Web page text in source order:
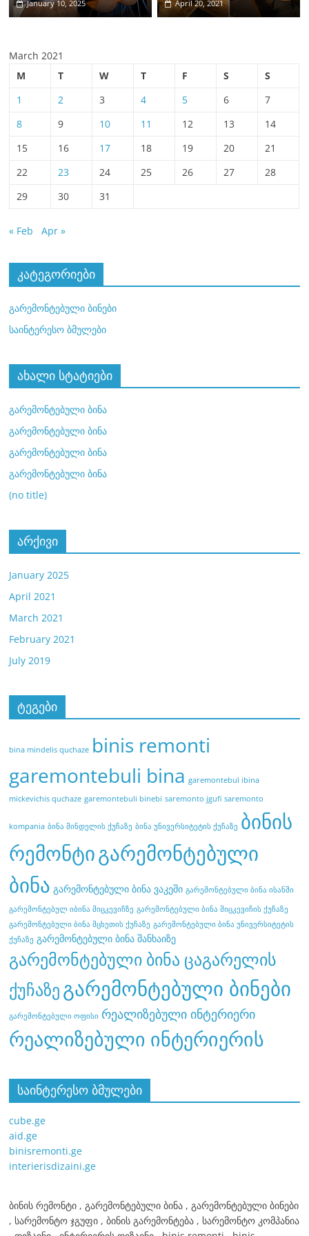
January 10, 2025 April 20, 2021
March 2021
M
T W T F S
S
1
2 3 4 5 6
7
8
9 10 11 12 13
14
15
16 17 18 19 20
21
22
23 24 25 26 27
28
29
30 31
« Feb Apr »
კატეგორიები
გარემონტებული ბინები
საინტერესო ბმულები
ახალი სტატიები
გარემონტებული ბინა
გარემონტებული ბინა
გარემონტებული ბინა
გარემონტებული ბინა
(no title)
არქივი
January 2025
April 2021
March 2021
February 2021
July 2019
ტეგები
bina mindelis quchaze binis remonti
garemontebuli bina garemontebul ibina
mickevichis quchaze garemontebuli binebi saremonto jgufi saremonto
kompania ბინა მინდელის ქუჩაზე ბინა უნივერსიტეტის ქუჩაზე ბინის
რემონტიგარემონტებული
ბინა გარემონტებული ბინა ვაკეში გარემონტებული ბინა ისანში
გარემონტებულ იბინა მიცკევიჩზე გარემონტებული ბინა მიცკევიჩის ქუჩაზე
გარემონტებული ბინა მცხეთის ქუჩაზე გარემონტებული ბინა უნივერსიტეტის
ქუჩაზე გარემონტებული ბინა შანხაიზე
გარემონტებული ბინა ცაგარელის
ქუჩაზეგარემონტებული ბინები
გარემონტებული ოფისი რეალიზებული ინტერიერი
რეალიზებული ინტერიერის
საინტერესო ბმულები
cube.ge
aid.ge
binisremonti.ge
interierisdizaini.ge
ბინის რემონტი , გარემონტებული ბინა , გარემონტებული ბინები
, სარემონტო ჯგუფი , ბინის გარემონტება , სარემონტო კომპანია